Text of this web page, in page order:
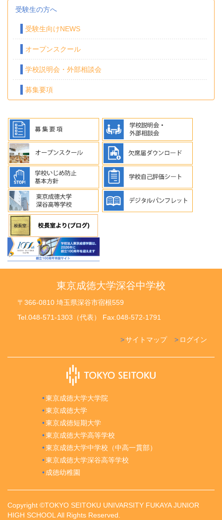
受験生の方へ
受験生向けNEWS
オープンスクール
学校説明会・外部相談会
募集要項
東京成徳大学深谷中学校
〒366-0810 埼玉県深谷市宿根559
Tel.048-571-1303（代表） Fax.048-572-1791
ログイン
サイトマップ
東京成徳大学大学院
東京成徳大学
東京成徳短期大学
東京成徳大学高等学校
東京成徳大学中学校（中高一貫部）
東京成徳大学深谷高等学校
成徳幼稚園
Copyright ©TOKYO SEITOKU UNIVARSITY FUKAYA JUNIOR
HIGH SCHOOL All Rights Reserved.